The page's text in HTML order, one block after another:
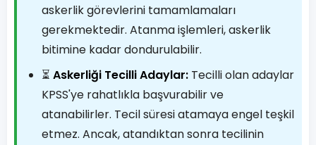
askerlik görevlerini tamamlamaları
gerekmektedir. Atanma işlemleri, askerlik
bitimine kadar dondurulabilir.
⏳ Askerliği Tecilli Adaylar: Tecilli olan adaylar
KPSS'ye rahatlıkla başvurabilir ve
atanabilirler. Tecil süresi atamaya engel teşkil
etmez. Ancak, atandıktan sonra tecilinin